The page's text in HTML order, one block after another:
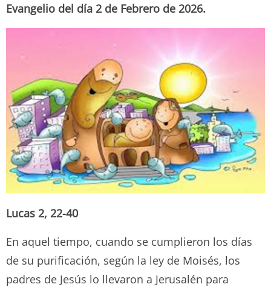
Evangelio del día 2 de Febrero de 2026.
Lucas 2, 22-40
En aquel tiempo, cuando se cumplieron los días
de su purificación, según la ley de Moisés, los
padres de Jesús lo llevaron a Jerusalén para